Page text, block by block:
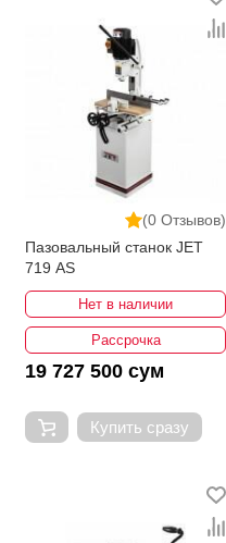
(0 Отзывов)
Пазовальный станок JET
719 AS
Нет в наличии
Рассрочка
19 727 500 сум
Купить сразу